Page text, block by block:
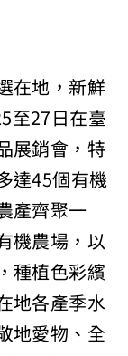
在地，新鮮
至27日在臺
展銷會，特
達45個有機
產齊聚一
機農場，以
種植色彩繽
地各產季水
地愛物、全